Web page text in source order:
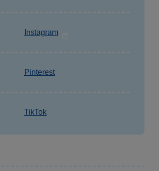
Instagram
Pinterest
TikTok